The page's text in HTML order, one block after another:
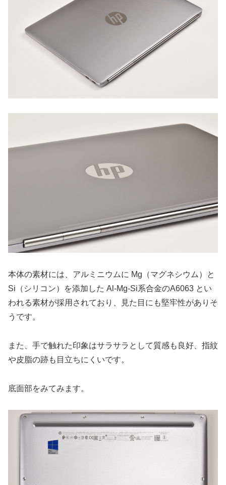
本体の素材には、アルミニウムに Mg（マグネシウム）と
Si（シリコン）を添加した Al-Mg-Si系合金のA6063 とい
われる素材が採用されており、見た目にも堅牢性がありそ
うです。
また、手で触れた印象はサラサラとして質感も良好、指紋
や皮脂の跡も目立ちにくいです。
底面部をみてみます。